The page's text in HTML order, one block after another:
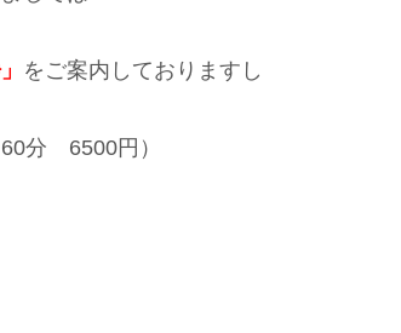
をご案内しておりますし
分 6500円）